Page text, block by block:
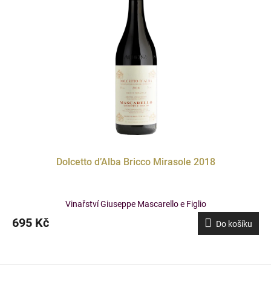
Dolcetto d’Alba Bricco Mirasole 2018
Vinařství Giuseppe Mascarello e Figlio
695 Kč Do košíku